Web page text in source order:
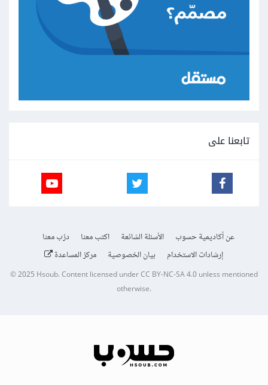
تابعنا على
عن أكاديمية حسوب الأسئلة الشائعة اكتب معنا
درّب معنا
إرشادات الاستخدام
بيان الخصوصية مركز المساعدة
© 2025Hsoub.Content licensed underCC BY-NC-SA 4.0unless mentioned
otherwise.